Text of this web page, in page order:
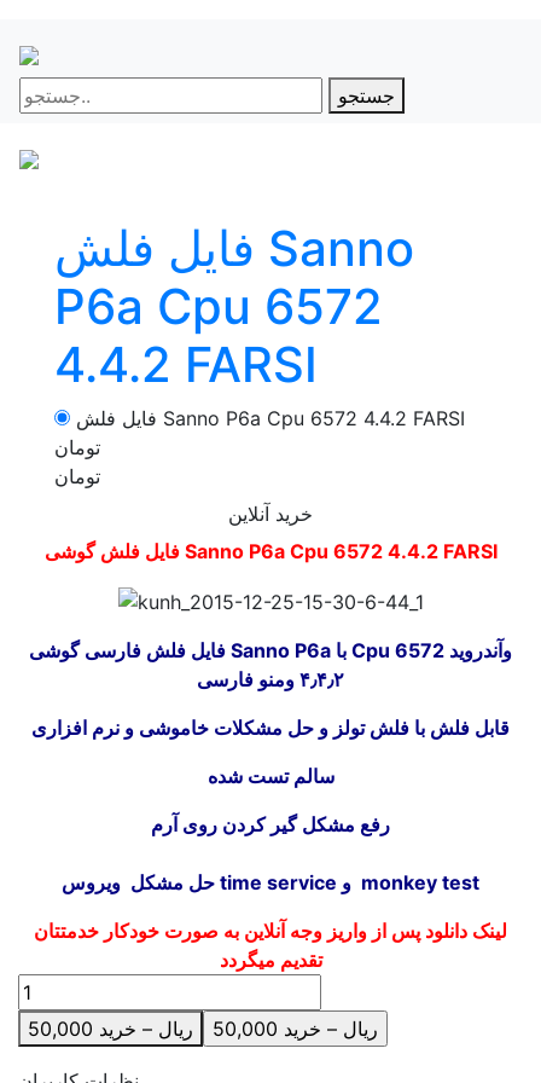
جستجو
فایل فلش Sanno
P6a Cpu 6572
4.4.2 FARSI
فایل فلش Sanno P6a Cpu 6572 4.4.2 FARSI
تومان
تومان
خرید آنلاین
فایل فلش گوشی Sanno P6a Cpu 6572 4.4.2 FARSI
فایل فلش فارسی گوشی Sanno P6a با Cpu 6572 وآندروید
۴٫۴٫۲ ومنو فارسی
قابل فلش با فلش تولز و حل مشکلات خاموشی و نرم افزاری
سالم تست شده
رفع مشکل گیر کردن روی آرم
حل مشکل ویروس time service و monkey test
لینک دانلود پس از واریز وجه آنلاین به صورت خودکار خدمتتان
تقدیم میگردد
50,000 ریال – خرید